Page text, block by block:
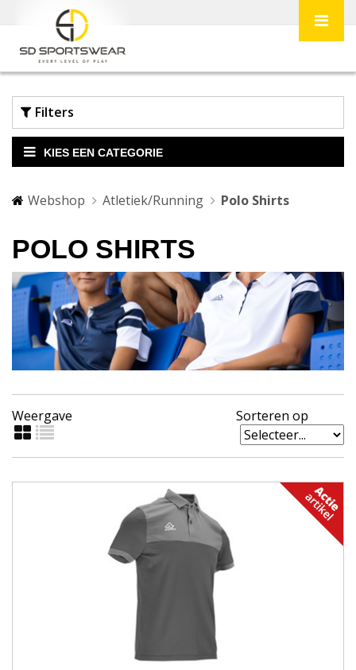
Filters
KIES EEN CATEGORIE
Webshop Atletiek/Running Polo Shirts
POLO SHIRTS
Weergave Sorteren op